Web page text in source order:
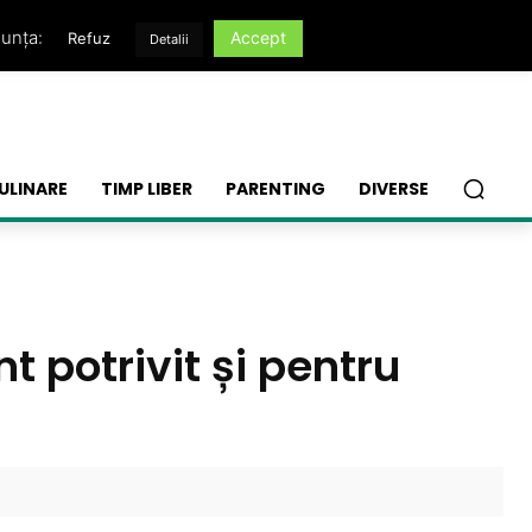
TIMP LIBER PARENTING DIVERSE
potrivit și pentru
Refuz Detalii Accept